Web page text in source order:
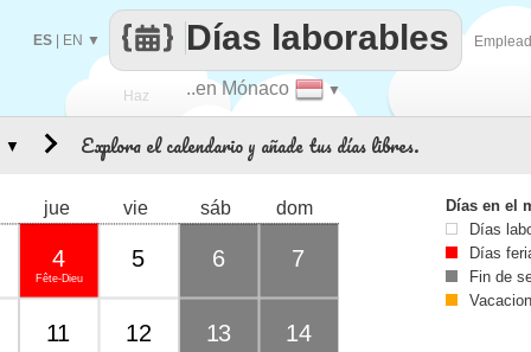
Haz ..en Mónaco ▼
Días laborables
ES EN ▼
Explora el calendario y añade tus días libres.
jue vie sáb dom
Fête-Dieu
4 5 6 7
11 12 13 14
▼
Días en el
Días
Días
Fin de